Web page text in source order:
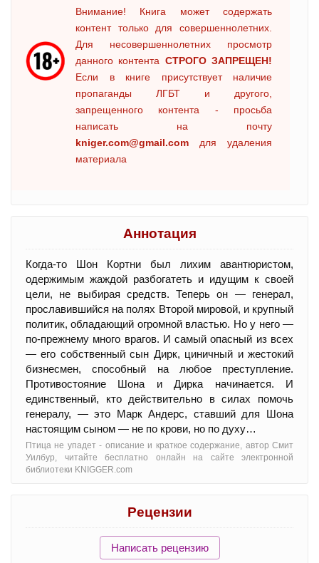
Внимание! Книга может содержать
контент только для совершеннолетних.
Для несовершеннолетних просмотр
данного контента СТРОГО ЗАПРЕЩЕН!
Если в книге присутствует наличие
пропаганды ЛГБТ и другого,
запрещенного контента - просьба
написать на почту
kniger.com@gmail.com для удаления
материала
Аннотация
Когда-то Шон Кортни был лихим авантюристом,
одержимым жаждой разбогатеть и идущим к своей
цели, не выбирая средств. Теперь он — генерал,
прославившийся на полях Второй мировой, и крупный
политик, обладающий огромной властью. Но у него —
по-прежнему много врагов. И самый опасный из всех
— его собственный сын Дирк, циничный и жестокий
бизнесмен, способный на любое преступление.
Противостояние Шона и Дирка начинается. И
единственный, кто действительно в силах помочь
генералу, — это Марк Андерс, ставший для Шона
настоящим сыном — не по крови, но по духу…
Птица не упадет - oписание и краткое содержание, автор Смит
Уилбур, читайте бесплатно онлайн на сайте электронной
библиотеки KNIGGER.com
Рецензии
Написать рецензию